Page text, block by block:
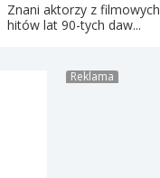
Znani aktorzy z filmowych
hitów lat 90-tych daw...
Reklama